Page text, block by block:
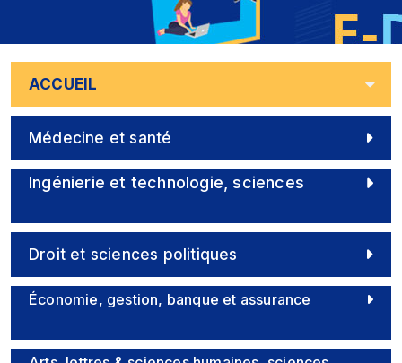
ACCUEIL
Médecine et santé
Ingénierie et technologie, sciences
Droit et sciences politiques
Économie, gestion, banque et assurance